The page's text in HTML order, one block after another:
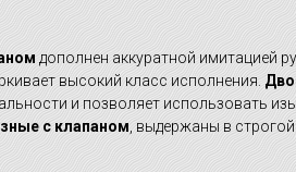
дополнен аккуратной имитацией
высокий класс исполнения.
и позволяет использовать
с клапаном, выдержаны в